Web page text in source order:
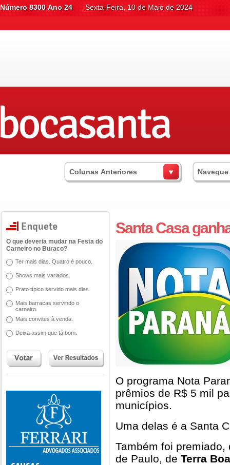
Número 8300 Ano 24 Sexta-Feira, 10 de Maio de 2024
Colunas Anteriores
O que deveria mudar na Festa do
Carneiro no Buraco?
Ter mais dias. Quatro é pouco.
Shows mais variados.
Prato típico servido mais dias.
Mais barracas servindo o
carneiro.
Mais convites à venda.
Deixa assim que tá bom.
Santa Casa
O programa Nota
prêmios de R$ 5 mil
municípios.
Uma delas é a Santa
Também foi
de Paulo, de Terra Boa